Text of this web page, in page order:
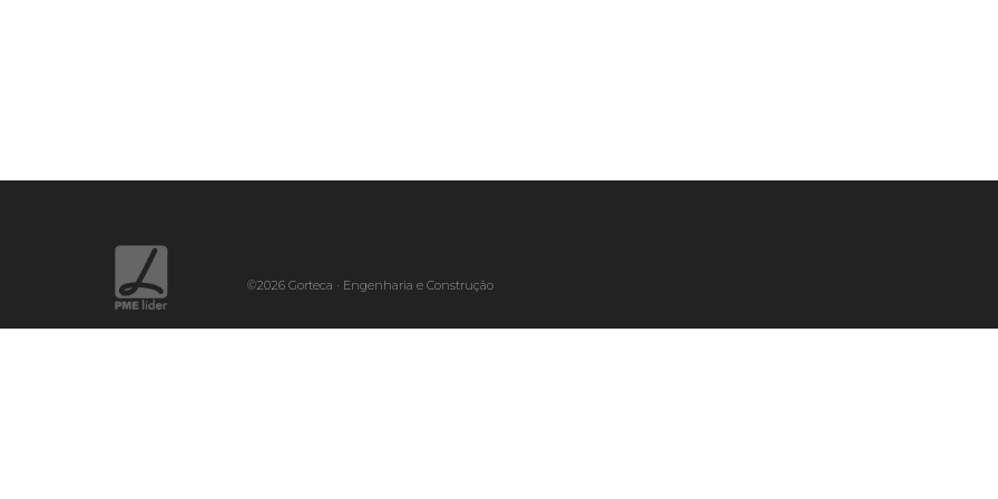
©2026 Gorteca · Engenharia e Construção